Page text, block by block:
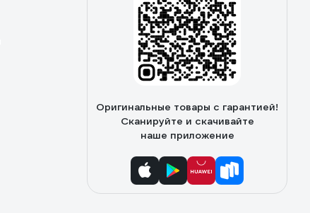
Оригинальные товары с гарантией!
Сканируйте и скачивайте
наше приложение